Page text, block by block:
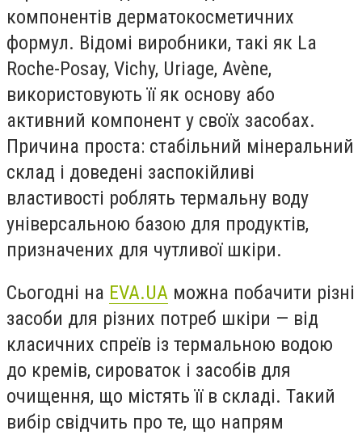
компонентів дерматокосметичних
формул. Відомі виробники, такі як La
Roche-Posay, Vichy, Uriage, Avène,
використовують її як основу або
активний компонент у своїх засобах.
Причина проста: стабільний мінеральний
склад і доведені заспокійливі
властивості роблять термальну воду
універсальною базою для продуктів,
призначених для чутливої шкіри.
Сьогодні на EVA.UA можна побачити різні
засоби для різних потреб шкіри — від
класичних спреїв із термальною водою
до кремів, сироваток і засобів для
очищення, що містять її в складі. Такий
вибір свідчить про те, що напрям